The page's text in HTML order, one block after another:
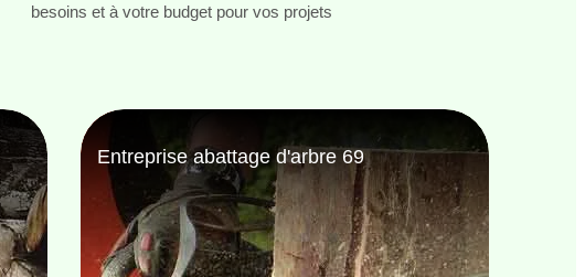
besoins et à votre budget pour vos projets
Entreprise de jardinage 69